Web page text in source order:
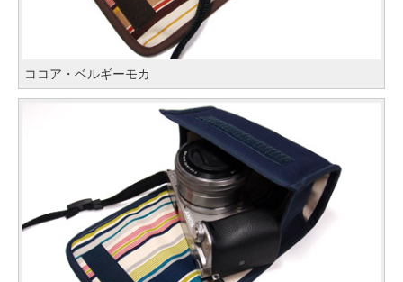
ココア・ベルギーモカ